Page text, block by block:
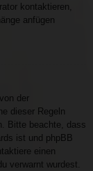
kontaktieren,
anfügen
der
dieser Regeln
Bitte beachte, dass
ist und phpBB
einen
verwarnt wurdest.